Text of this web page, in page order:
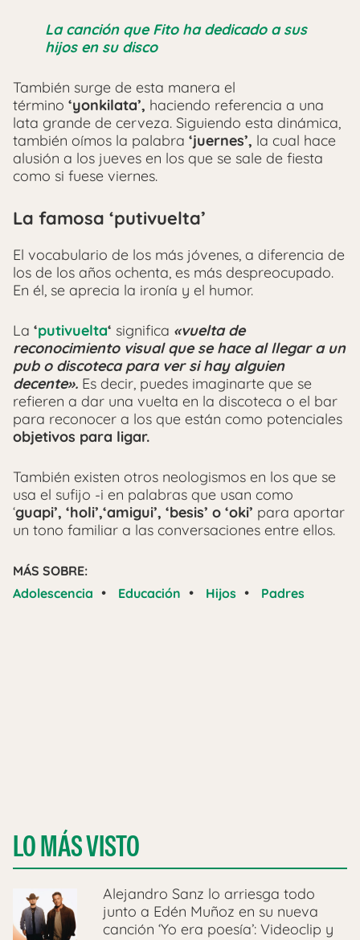
La canción que Fito ha dedicado a sus
hijos en su disco
También surge de esta manera el
término ‘yonkilata’, haciendo referencia a una
lata grande de cerveza. Siguiendo esta dinámica,
también oímos la palabra ‘juernes’, la cual hace
alusión a los jueves en los que se sale de fiesta
como si fuese viernes.
La famosa ‘putivuelta’
El vocabulario de los más jóvenes, a diferencia de
los de los años ochenta, es más despreocupado.
En él, se aprecia la ironía y el humor.
La ‘putivuelta‘ significa «vuelta de
reconocimiento visual que se hace al llegar a un
pub o discoteca para ver si hay alguien
decente». Es decir, puedes imaginarte que se
refieren a dar una vuelta en la discoteca o el bar
para reconocer a los que están como potenciales
objetivos para ligar.
También existen otros neologismos en los que se
usa el sufijo -i en palabras que usan como
‘guapi’, ‘holi’,‘amigui’, ‘besis’ o ‘oki’ para aportar
un tono familiar a las conversaciones entre ellos.
MÁS SOBRE:
Adolescencia • Educación • Hijos • Padres
LO MÁS VISTO
Alejandro Sanz lo arriesga todo
junto a Edén Muñoz en su nueva
canción ‘Yo era poesía’: Videoclip y